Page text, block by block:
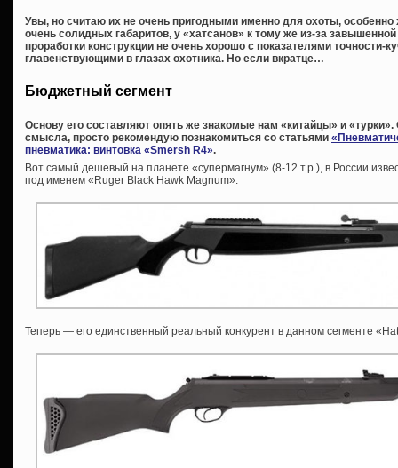
Увы, но считаю их не очень пригодными именно для охоты,
очень солидных габаритов, у «хатсанов» к тому же из-за
проработки конструкции не очень хорошо с показателями точности-
главенствующими в глазах охотника. Но если вкратце…
Бюджетный сегмент
Основу его составляют опять же знакомые нам «китайцы» и
смысла, просто рекомендую познакомиться со статьями
пневматика: винтовка «Smersh R4».
Вот самый дешевый на планете «супермагнум» (8-12 т.р.), в России
под именем «Ruger Black Hawk Magnum»:
Теперь — его единственный реальный конкурент в данном сегменте